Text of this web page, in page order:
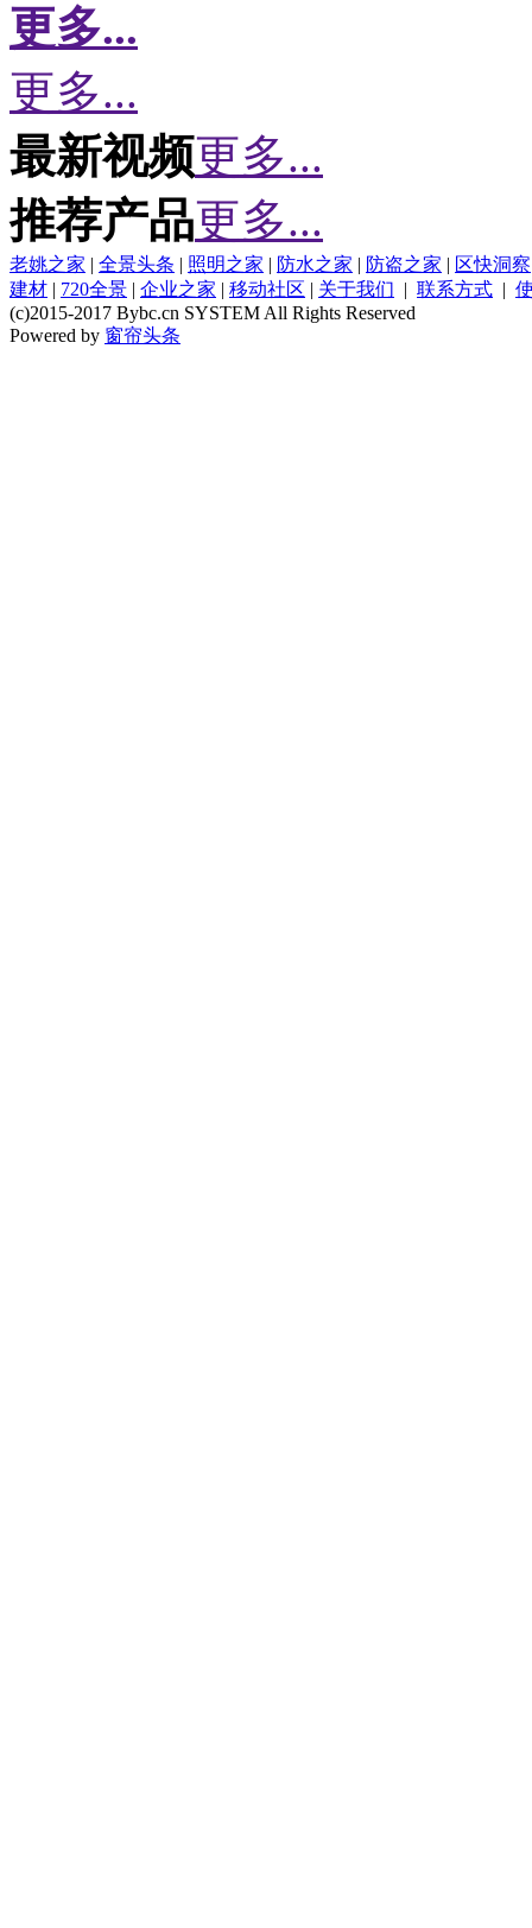
更多...
更多...
最新视频更多...
推荐产品更多...
老姚之家 | 全景头条 | 照明之家 | 防水之家 | 防盗之家 | 区快洞察
建材 | 720全景 | 企业之家 | 移动社区 | 关于我们 | 联系方式 |
(c)2015-2017 Bybc.cn SYSTEM All Rights Reserved
Powered by 窗帘头条